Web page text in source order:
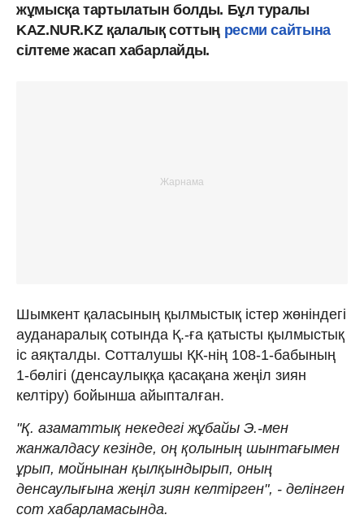
жұмысқа тартылатын болды. Бұл туралы
KAZ.NUR.KZ қалалық соттың ресми сайтына
сілтеме жасап хабарлайды.
Шымкент қаласының қылмыстық істер жөніндегі
ауданаралық сотында Қ.-ға қатысты қылмыстық
іс аяқталды. Сотталушы ҚК-нің 108-1-бабының
1-бөлігі (денсаулыққа қасақана жеңіл зиян
келтіру) бойынша айыпталған.
"Қ. азаматтық некедегі жұбайы Э.-мен
жанжалдасу кезінде, оң қолының шынтағымен
ұрып, мойнынан қылқындырып, оның
денсаулығына жеңіл зиян келтірген", - делінген
сот хабарламасында.